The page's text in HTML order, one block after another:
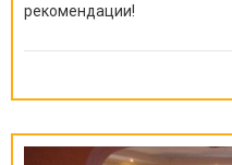
рекомендации!